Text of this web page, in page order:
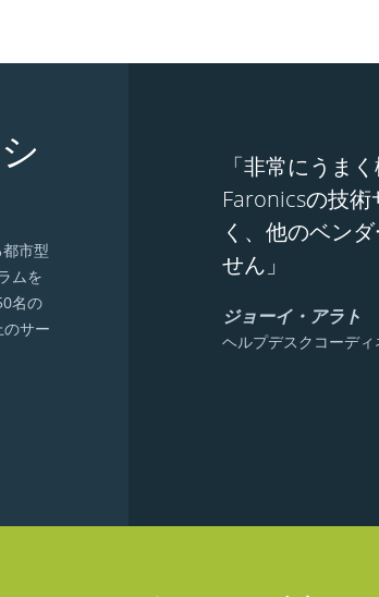
市型
ムを
名の
サー
「非常にうま
Faronicsの技
く、他のベン
せん」
ジョーイ・アラト
ヘルプデスクコーディ